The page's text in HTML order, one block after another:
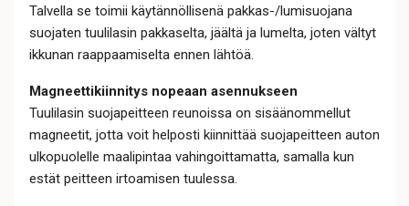
Talvella se toimii käytännöllisenä pakkas-/lumisuojana
suojaten tuulilasin pakkaselta, jäältä ja lumelta, joten vältyt
ikkunan raappaamiselta ennen lähtöä.
Magneettikiinnitys nopeaan asennukseen
Tuulilasin suojapeitteen reunoissa on sisäänommellut
magneetit, jotta voit helposti kiinnittää suojapeitteen auton
ulkopuolelle maalipintaa vahingoittamatta, samalla kun
estät peitteen irtoamisen tuulessa.